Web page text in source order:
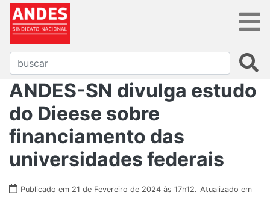
ANDES-SN divulga estudo
do Dieese sobre
financiamento das
universidades federais
Publicado em 21 de Fevereiro de 2024 às 17h12. Atualizado em